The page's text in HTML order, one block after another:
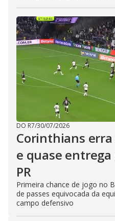
DO R7/30/07/2026
Corinthians
e quase
PR
Primeira chance de jogo no
de passes equivocada da
campo defensivo